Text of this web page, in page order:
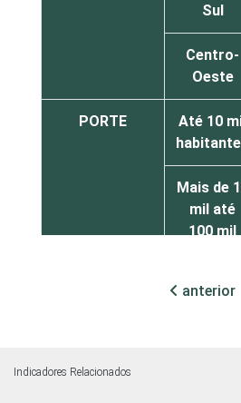
Sul
Centro-
Oeste
PORTE
Até 10
Mais de
mil até
100 mil
Mais de
anterior
Indicadores Relacionados